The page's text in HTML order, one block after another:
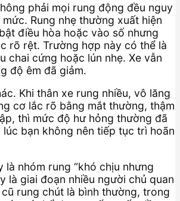
phải mọi rung động đều nguy
Rung nhẹ thường xuất hiện
điều hòa hoặc vào số nhưng
rõ rệt. Trường hợp này có thể là
chai cứng hoặc lún nhẹ. Xe vẫn
độ êm đã giảm.
Khi thân xe rung nhiều, vô lăng
cơ lắc rõ bằng mắt thường, thậm
thì mức độ hư hỏng thường đã
bạn không nên tiếp tục trì hoãn
là nhóm rung “khó chịu nhưng
là giai đoạn nhiều người chủ quan
rung chút là bình thường, trong